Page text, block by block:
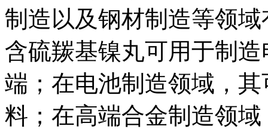
制造以及钢材制造等领
含硫羰基镍丸可用于制
端；在电池制造领域，
料；在高端合金制造领